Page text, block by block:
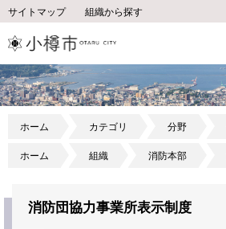
サイトマップ 組織から探す
ホーム カテゴリ 分野
ホーム 組織 消防本部
消防団協力事業所表示制度